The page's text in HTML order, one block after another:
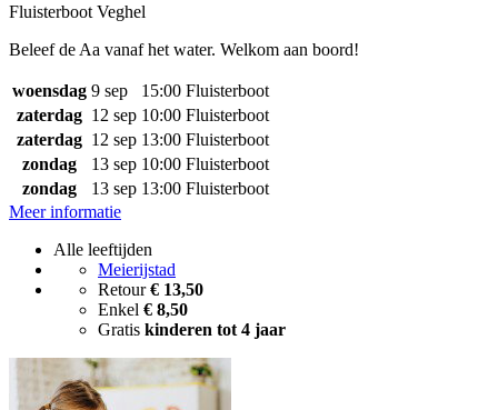
Fluisterboot Veghel
Beleef de Aa vanaf het water. Welkom aan boord!
woensdag 9 sep 15:00 Fluisterboot
zaterdag 12 sep 10:00 Fluisterboot
zaterdag 12 sep 13:00 Fluisterboot
zondag
13 sep 10:00 Fluisterboot
zondag
13 sep 13:00 Fluisterboot
Meer informatie
Alle leeftijden
Meierijstad
Retour€ 13,50
Enkel € 8,50
Gratis kinderen tot 4 jaar